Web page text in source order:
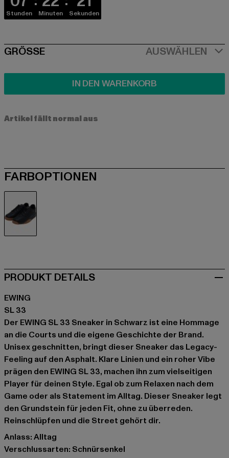
Stunden Minuten Sekunden
SIZE
GRÖSSE AUSWÄHLEN
IN DEN WARENKORB
Artikel fällt normal aus
FARBOPTIONEN
PRODUKT DETAILS
EWING
SL 33
Der EWING SL 33 Sneaker in Schwarz ist eine Hommage
an die Courts und die eigene Geschichte der Brand.
Unisex geschnitten, bringt dieser Sneaker das Legacy-
Feeling auf den Asphalt. Klare Linien und ein roher Vibe
prägen den EWING SL 33, machen ihn zum vielseitigen
Player für deinen Style. Egal ob zum Relaxen nach dem
Game oder als Statement im Alltag. Dieser Sneaker legt
den Grundstein für jeden Fit, ohne zu überreden.
Reinschlüpfen und die Street gehört dir.
Anlass: Alltag
Verschlussarten: Schnürsenkel